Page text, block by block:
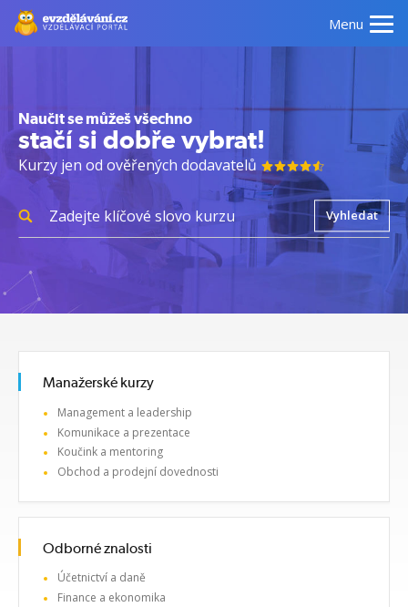
Menu
Naučit se můžeš všechno
stačí si dobře vybrat!
Kurzy jen od ověřených dodavatelů
Vyhledat
Manažerské kurzy
Management a leadership
Komunikace a prezentace
Koučink a mentoring
Obchod a prodejní dovednosti
Odborné znalosti
Účetnictví a daně
Finance a ekonomika